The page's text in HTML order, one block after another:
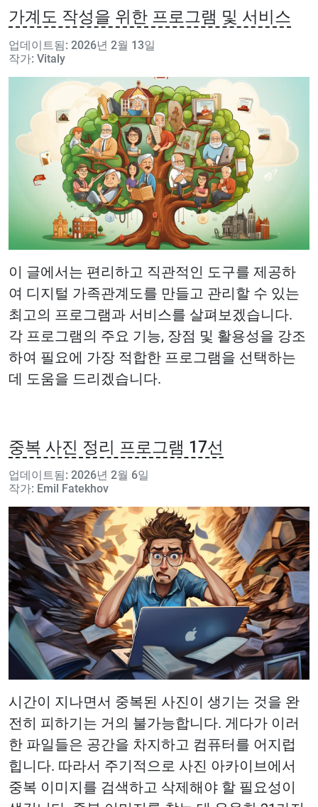
가계도 작성을 위한 프로그램 및 서비스
업데이트됨: 2026년 2월 13일
작가: Vitaly
이 글에서는 편리하고 직관적인 도구를 제공하
여 디지털 가족관계도를 만들고 관리할 수 있는
최고의 프로그램과 서비스를 살펴보겠습니다.
각 프로그램의 주요 기능, 장점 및 활용성을 강조
하여 필요에 가장 적합한 프로그램을 선택하는
데 도움을 드리겠습니다.
중복 사진 정리 프로그램 17선
업데이트됨: 2026년 2월 6일
작가: Emil Fatekhov
시간이 지나면서 중복된 사진이 생기는 것을 완
전히 피하기는 거의 불가능합니다. 게다가 이러
한 파일들은 공간을 차지하고 컴퓨터를 어지럽
힙니다. 따라서 주기적으로 사진 아카이브에서
중복 이미지를 검색하고 삭제해야 할 필요성이